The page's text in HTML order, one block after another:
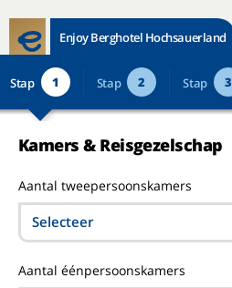
Enjoy Berghotel Hochsauerland
Stap 1 Stap 2 Stap 3
Kamers & Reisgezelschap
Aantal tweepersoonskamers
Selecteer
Aantal éénpersoonskamers